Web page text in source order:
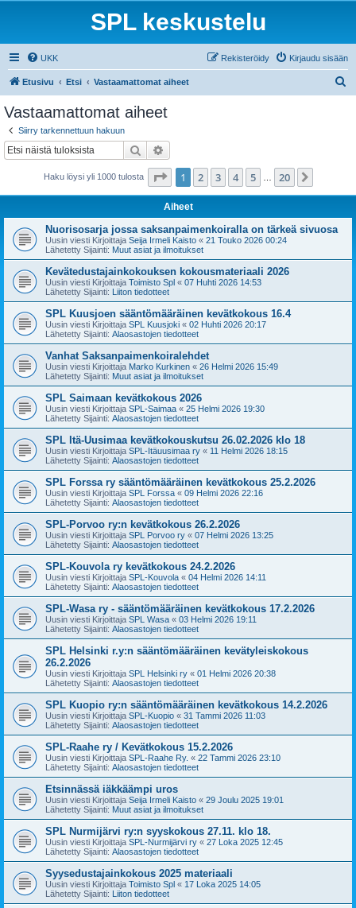
SPL keskustelu
UKK Kirjaudu sisään
Rekisteröidy
Etusivu Etsi Vastaamattomat aiheet
Vastaamattomat aiheet
Siirry tarkennettuun hakuun
Etsi
Haku löysi yli 1000 tulosta Sivu /20
1 2 3 4 5 20
Aiheet
Nuorisosarja jossa saksanpaimenkoiralla on tärkeä sivuosa
Uusin viesti Kirjoittaja Seija Irmeli Kaisto « 21 Touko 2026 00:24
Lähetetty Sijainti: Muut asiat ja ilmoitukset
Kevätedustajainkokouksen kokousmateriaali 2026
Uusin viesti Kirjoittaja Toimisto Spl « 07 Huhti 2026 14:53
Lähetetty Sijainti: Liiton tiedotteet
SPL Kuusjoen sääntömääräinen kevätkokous 16.4
Uusin viesti Kirjoittaja SPL Kuusjoki « 02 Huhti 2026 20:17
Lähetetty Sijainti: Alaosastojen tiedotteet
Vanhat Saksanpaimenkoiralehdet
Uusin viesti Kirjoittaja Marko Kurkinen « 26 Helmi 2026 15:49
Lähetetty Sijainti: Muut asiat ja ilmoitukset
SPL Saimaan kevätkokous 2026
Uusin viesti Kirjoittaja SPL-Saimaa « 25 Helmi 2026 19:30
Lähetetty Sijainti: Alaosastojen tiedotteet
SPL Itä-Uusimaa kevätkokouskutsu 26.02.2026 klo 18
Uusin viesti Kirjoittaja SPL-Itäuusimaa ry « 11 Helmi 2026 18:15
Lähetetty Sijainti: Alaosastojen tiedotteet
SPL Forssa ry sääntömääräinen kevätkokous 25.2.2026
Uusin viesti Kirjoittaja SPL Forssa « 09 Helmi 2026 22:16
Lähetetty Sijainti: Alaosastojen tiedotteet
SPL-Porvoo ry:n kevätkokous 26.2.2026
Uusin viesti Kirjoittaja SPL Porvoo ry « 07 Helmi 2026 13:25
Lähetetty Sijainti: Alaosastojen tiedotteet
SPL-Kouvola ry kevätkokous 24.2.2026
Uusin viesti Kirjoittaja SPL-Kouvola « 04 Helmi 2026 14:11
Lähetetty Sijainti: Alaosastojen tiedotteet
SPL-Wasa ry - sääntömääräinen kevätkokous 17.2.2026
Uusin viesti Kirjoittaja SPL Wasa « 03 Helmi 2026 19:11
Lähetetty Sijainti: Alaosastojen tiedotteet
SPL Helsinki r.y:n sääntömääräinen kevätyleiskokous
26.2.2026
Uusin viesti Kirjoittaja SPL Helsinki ry « 01 Helmi 2026 20:38
Lähetetty Sijainti: Alaosastojen tiedotteet
SPL Kuopio ry:n sääntömääräinen kevätkokous 14.2.2026
Uusin viesti Kirjoittaja SPL-Kuopio « 31 Tammi 2026 11:03
Lähetetty Sijainti: Alaosastojen tiedotteet
SPL-Raahe ry / Kevätkokous 15.2.2026
Uusin viesti Kirjoittaja SPL-Raahe Ry. « 22 Tammi 2026 23:10
Lähetetty Sijainti: Alaosastojen tiedotteet
Etsinnässä iäkkäämpi uros
Uusin viesti Kirjoittaja Seija Irmeli Kaisto « 29 Joulu 2025 19:01
Lähetetty Sijainti: Muut asiat ja ilmoitukset
SPL Nurmijärvi ry:n syyskokous 27.11. klo 18.
Uusin viesti Kirjoittaja SPL-Nurmijärvi ry « 27 Loka 2025 12:45
Lähetetty Sijainti: Alaosastojen tiedotteet
Syysedustajainkokous 2025 materiaali
Uusin viesti Kirjoittaja Toimisto Spl « 17 Loka 2025 14:05
Lähetetty Sijainti: Liiton tiedotteet